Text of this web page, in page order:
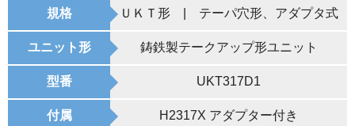
規格 ＵＫＴ形 | テーパ穴形、アダプタ式
ユニット形 鋳鉄製テークアップ形ユニット
型番 UKT317D1
付属 H2317X アダプター付き